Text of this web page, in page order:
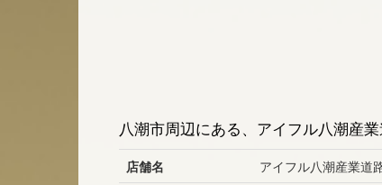
八潮市周辺にある、アイフル八潮産
店舗名
アイフル八潮産業道